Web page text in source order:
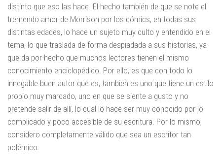
distinto que eso las hace. El hecho también de que se note el
tremendo amor de Morrison por los cómics, en todas sus
distintas edades, lo hace un sujeto muy culto y entendido en el
tema, lo que traslada de forma despiadada a sus historias, ya
que da por hecho que muchos lectores tienen el mismo
conocimiento enciclopédico. Por ello, es que con todo lo
innegable buen autor que es, también es uno que tiene un estilo
propio muy marcado, uno en que se siente a gusto y no
pretende salir de allí, lo cual lo hace ser muy conocido por lo
complicado y poco accesible de su escritura. Por lo mismo,
considero completamente válido que sea un escritor tan
polémico.